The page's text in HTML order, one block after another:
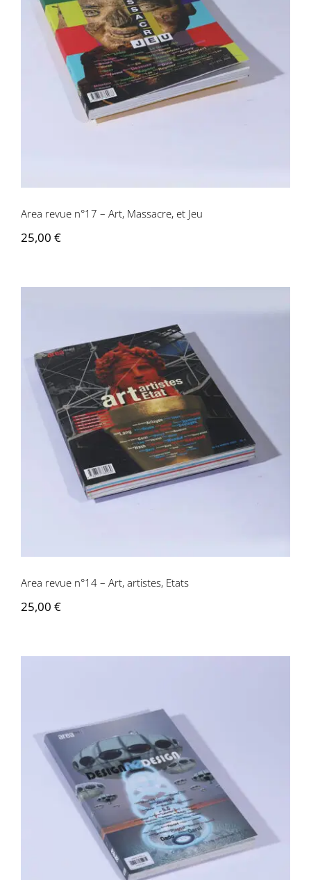
Area revue n°17 – Art, Massacre, et Jeu
Area revue n°17 – Art, Massacre, et Jeu
25,00 €
Area revue n°14 – Art, artistes, Etats
Area revue n°14 – Art, artistes, Etats
25,00 €
Area revue n°15 – Design, no design